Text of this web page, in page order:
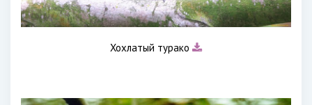
Хохлатый турако